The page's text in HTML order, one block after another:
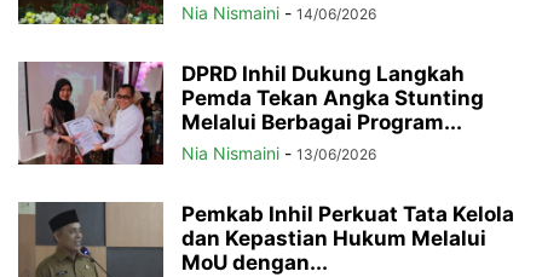
Nia Nismaini - 14/06/2026
DPRD Inhil Dukung Langkah
Pemda Tekan Angka Stunting
Melalui Berbagai Program...
Nia Nismaini - 13/06/2026
Pemkab Inhil Perkuat Tata Kelola
dan Kepastian Hukum Melalui
MoU dengan...